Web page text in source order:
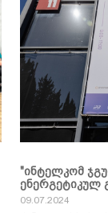
"ინტელკომ
ენერგეტიკულ
09.07.2024